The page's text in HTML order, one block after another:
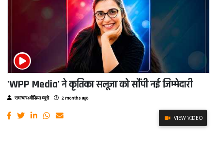
'WPP Media' ने कृतिका सलूजा को सौंपी नई जिम्मेदारी
समाचार4मीडिया ब्यूरो 2 months ago
VIEW VIDEO